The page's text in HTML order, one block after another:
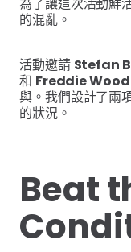
的混亂。
活動邀請 Stefan
和 Freddie
與。我們設計了兩
的狀況。
Beat